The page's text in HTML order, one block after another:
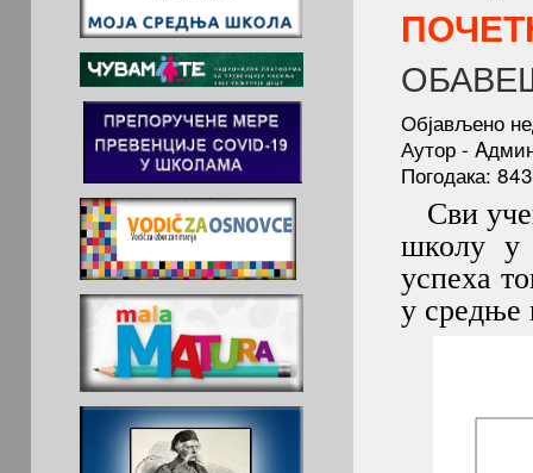
Објављено
Аутор -
Погодака: 843
Сви
школу у
успеха
у средње